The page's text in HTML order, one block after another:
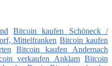
Bitcoin kaufen Schöneck /
Mittelfranken Bitcoin kaufen
Bitcoin kaufen Andernach
verkaufen Anklam Bitcoin